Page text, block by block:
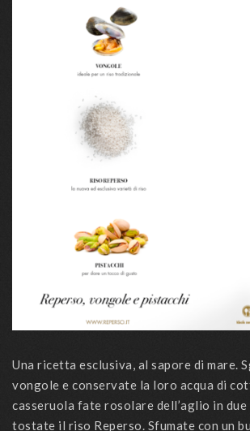
Una ricetta esclusiva, al sapore di mare.
vongole e conservate la loro acqua di
casseruola fate rosolare dell’aglio in due
tostate il riso Reperso. Sfumate con un